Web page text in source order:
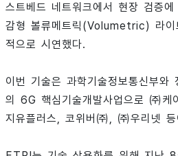
스트베드 네트워크에서 현장 검증
감형 볼류메트릭(Volumetric) 라이
적으로 시연했다.
이번 기술은 과학기술정보통신부와
의 6G 핵심기술개발사업으로 ㈜
지유플러스, 코위버㈜, ㈜우리넷